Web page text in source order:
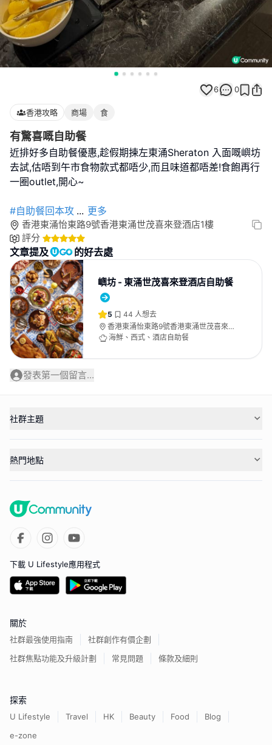
6 0
香港攻略 商場 食
有驚喜嘅自助餐
近排好多自助餐優惠,趁假期揀左東涌Sheraton 入面嘅嶼坊
去試,估唔到午市食物款式都唔少,而且味道都唔差!食飽再行
一圈outlet,開心~
#自助餐回本攻 ... 更多
香港東涌怡東路9號香港東涌世茂喜來登酒店1樓
評分
文章提及 的好去處
嶼坊 - 東涌世茂喜來登酒店自助餐
5 44 人想去
香港東涌怡東路9號香港東涌世茂喜來登
酒店1樓
海鮮、西式、酒店自助餐
發表第一個留言...
社群主題
熱門地點
下載 U Lifestyle應用程式
關於
社群最強使用指南
社群創作有價企劃
社群焦點功能及升級計劃
常見問題 條款及細則
探索
U Lifestyle Travel HK Beauty Food
Blog
e-zone